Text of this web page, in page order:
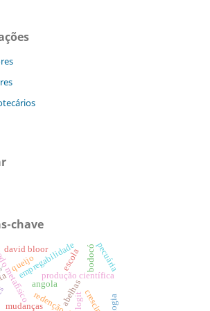
chave
abelhas
produção científica
mudanças
empregabilidade
angola
escola
logit
queijo bodocó
david bloor pecuária